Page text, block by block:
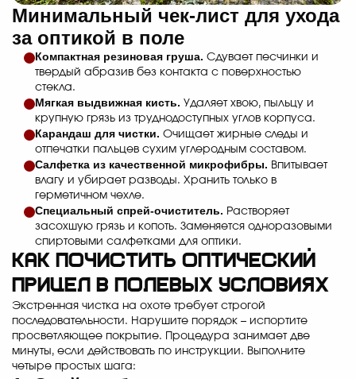
Минимальный чек-лист для ухода
за оптикой в поле
Компактная резиновая груша. Сдувает песчинки и
твердый абразив без контакта с поверхностью
стекла.
Мягкая выдвижная кисть. Удаляет хвою, пыльцу и
крупную грязь из труднодоступных углов корпуса.
Карандаш для чистки. Очищает жирные следы и
отпечатки пальцев сухим углеродным составом.
Салфетка из качественной микрофибры. Впитывает
влагу и убирает разводы. Хранить только в
герметичном чехле.
Специальный спрей-очиститель. Растворяет
засохшую грязь и копоть. Заменяется одноразовыми
спиртовыми салфетками для оптики.
Как почистить оптический
прицел в полевых условиях
Экстренная чистка на охоте требует строгой
последовательности. Нарушите порядок – испортите
просветляющее покрытие. Процедура занимает две
минуты, если действовать по инструкции. Выполните
четыре простых шага: